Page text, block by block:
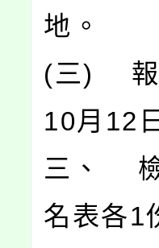
地。
(三) 報
10月12
三、 檢
名表各1